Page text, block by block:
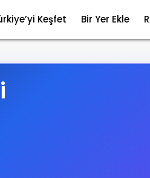
Keşfet Bir Yer Ekle